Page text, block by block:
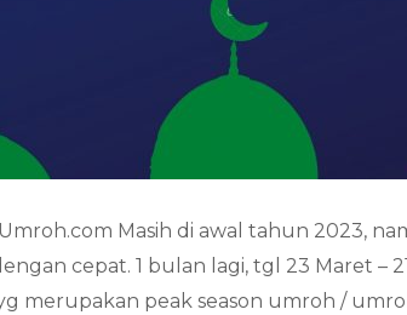
Masih di awal tahun 2023,
cepat. 1 bulan lagi, tgl 23 Maret –
merupakan peak season umroh /